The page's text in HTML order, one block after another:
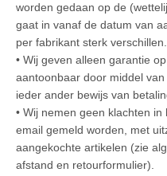
worden gedaan op de
gaat in vanaf de datum van
per fabrikant sterk verschillen.
• Wij geven alleen garantie
aantoonbaar door middel
ieder ander bewijs van
• Wij nemen geen klachten
email gemeld worden, met
aangekochte artikelen (zie
afstand en retourformulier).